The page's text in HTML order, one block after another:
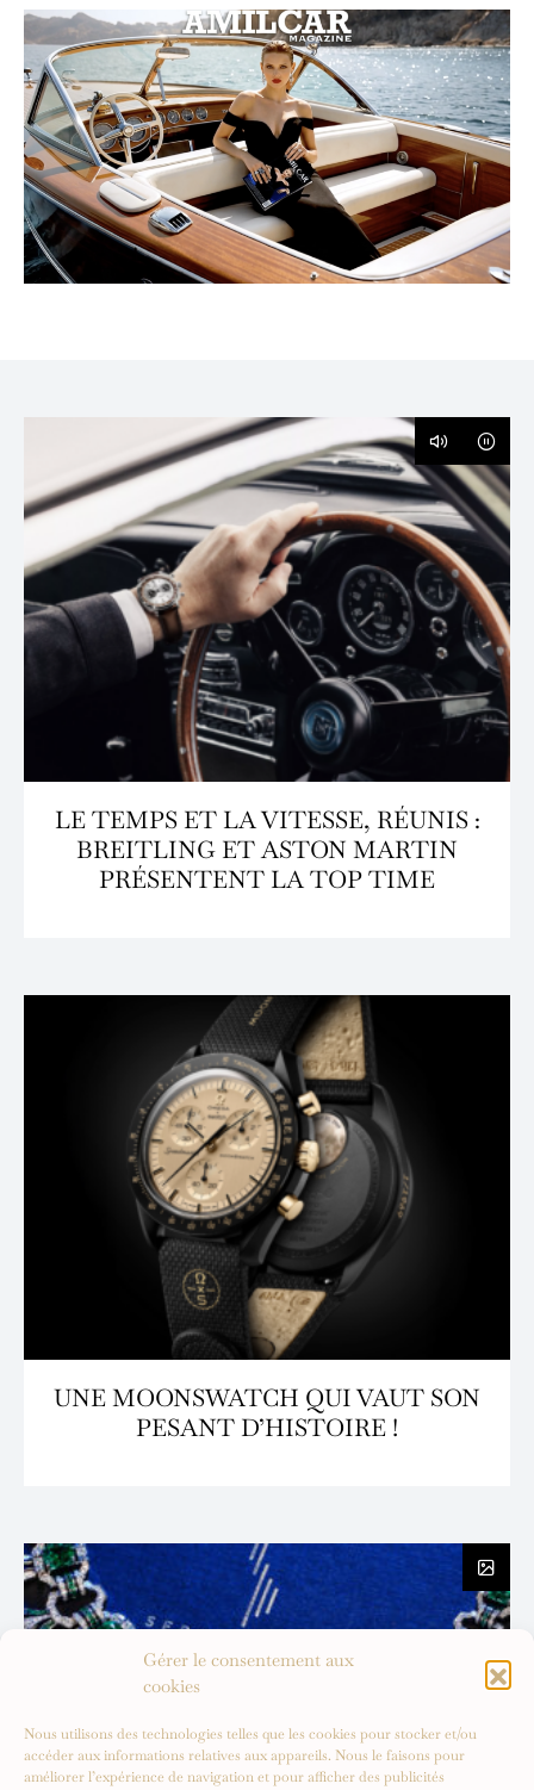
Gérer le consentement aux
cookies
Nous utilisons des technologies telles que les cookies pour stocker et/ou
accéder aux informations relatives aux appareils. Nous le faisons pour
améliorer l’expérience de navigation et pour afficher des publicités
LE TEMPS ET LA VITESSE, RÉUNIS :
BREITLING ET ASTON MARTIN
PRÉSENTENT LA TOP TIME
UNE MOONSWATCH QUI VAUT SON
PESANT D’HISTOIRE !